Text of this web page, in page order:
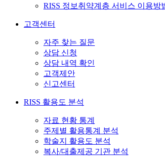
RISS 정보취약계층 서비스 이용방
고객센터
자주 찾는 질문
상담 신청
상담 내역 확인
고객제안
신고센터
RISS 활용도 분석
자료 현황 통계
주제별 활용통계 분석
학술지 활용도 분석
복사/대출제공 기관 분석